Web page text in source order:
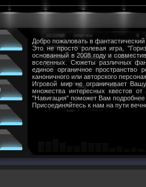
Добро пожаловать в
Это не просто ролевая игра,
основанный в 2008 году и
вселенных. Сюжеты различных
единое органичное
каноничного или авторского
Игровой мир не ограничивает
множества интересных квестов
"Навигация" поможет Вам
Присоединяйтесь к нам на пути